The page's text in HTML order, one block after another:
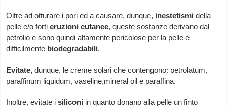
Oltre ad otturare i pori ed a causare, dunque, inestetismi della
pelle e/o fortieruzioni cutanee, queste sostanze derivano dal
petrolio e sono quindi altamente pericolose per la pelle e
difficilmente biodegradabili.
Evitate, dunque, le creme solari che contengono: petrolatum,
paraffinum liquidum, vaseline,mineral oil e paraffina.
Inoltre, evitate i siliconi in quanto donano alla pelle un finto